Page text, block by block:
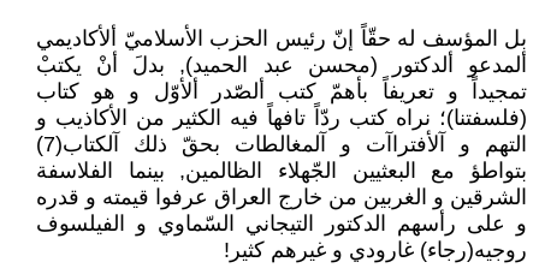
بل المؤسف له حقّاً إنّ رئيس الحزب الأسلاميّ ألأكاديمي
ألمدعو ألدكتور (محسن عبد الحميد), بدلَ أنْ يكتبْ
تمجيداً و تعريفاً بأهمّ كتب ألصّدر ألأوّل و هو كتاب
(فلسفتنا)؛ نراه كتب ردّاً تافهاً فيه الكثير من الأكاذيب و
التهم و آلأفتراآت و آلمغالطات بحقّ ذلك آلكتاب(7)
بتواطؤ مع البعثيين الجّهلاء الظالمين, بينما الفلاسفة
الشرقين و الغربين من خارج العراق عرفوا قيمته و قدره
و على رأسهم الدكتور التيجاني السّماوي و الفيلسوف
روجيه(رجاء) غارودي و غيرهم كثير!